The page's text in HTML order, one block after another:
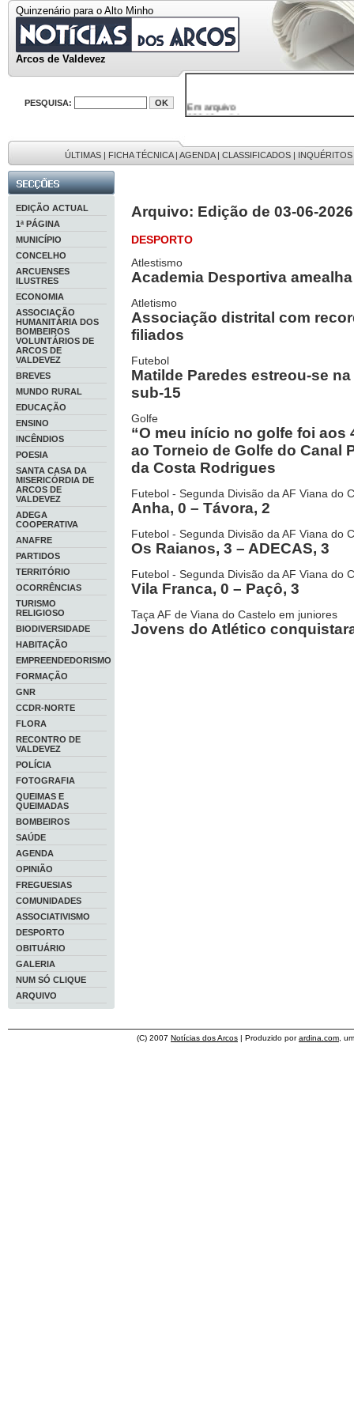
Quinzenário para o Alto Minho
Arcos de Valdevez
PESQUISA: Em arquivo
32646 notícias
9886 mensagens
201 registos
ÚLTIMAS | FICHA TÉCNICA| AGENDA| CLASSIFICADOS | INQUÉRITOS
EDIÇÃO ACTUAL
1ª PÁGINA
MUNICÍPIO
CONCELHO
ARCUENSES
ILUSTRES
ECONOMIA
ASSOCIAÇÃO
HUMANITÁRIA DOS
BOMBEIROS
VOLUNTÁRIOS DE
ARCOS DE
VALDEVEZ
BREVES
MUNDO RURAL
EDUCAÇÃO
ENSINO
INCÊNDIOS
POESIA
SANTA CASA DA
MISERICÓRDIA DE
ARCOS DE
VALDEVEZ
ADEGA
COOPERATIVA
ANAFRE
PARTIDOS
TERRITÓRIO
OCORRÊNCIAS
TURISMO
RELIGIOSO
BIODIVERSIDADE
HABITAÇÃO
EMPREENDEDORISMO
FORMAÇÃO
GNR
CCDR-NORTE
FLORA
RECONTRO DE
VALDEVEZ
POLÍCIA
FOTOGRAFIA
QUEIMAS E
QUEIMADAS
BOMBEIROS
SAÚDE
AGENDA
OPINIÃO
FREGUESIAS
COMUNIDADES
ASSOCIATIVISMO
DESPORTO
OBITUÁRIO
GALERIA
NUM SÓ CLIQUE
ARQUIVO
Arquivo: Edição de 03-06-2026
DESPORTO
Atlestismo
Academia Desportiva
Atletismo
Associação distrital com
filiados
Futebol
Matilde Paredes estreou-se
sub-15
Golfe
“O meu início no golfe foi aos
ao Torneio de Golfe do Canal
da Costa Rodrigues
Futebol - Segunda Divisão da AF Viana do
Anha, 0 – Távora, 2
Futebol - Segunda Divisão da AF Viana do
Os Raianos, 3 – ADECAS, 3
Futebol - Segunda Divisão da AF Viana do
Vila Franca, 0 – Paçô, 3
Taça AF de Viana do Castelo em juniores
Jovens do Atlético
(C) 2007 Notícias dos Arcos | Produzido porardina.com ,